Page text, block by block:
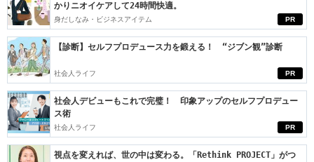
PR
かりニオイケアして24時間快適。
身だしなみ・ビジネスアイテム
PR
【診断】セルフプロデュース力を鍛える！ “ジブン観”診断
社会人ライフ
PR
社会人デビューもこれで完璧！ 印象アップのセルフプロデュー
ス術
社会人ライフ
視点を変えれば、世の中は変わる。「Rethink PROJECT」がつ